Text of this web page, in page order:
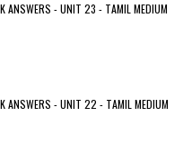
ANSWERS - UNIT 23 - TAMIL MEDIUM
ANSWERS - UNIT 22 - TAMIL MEDIUM